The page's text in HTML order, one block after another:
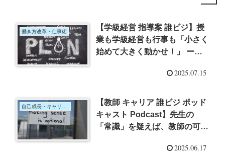
働き方改革・仕事術
【学級経営 指導案 誰ビジ】授
業も学級経営も行事も「小さく
始めて大きく動かせ！」 ー
成し遂げたヤツらはなにをした
ダン・ガードナー/櫻井祐子訳)
を読んで 誰もやらないビジネ
スの作り方「＃21 ニッチな新
実験を繰り返し、育てる』」ー
2025.07.15
【教師 キャリア 誰ビジ ポッド
キャスト Podcast】先生の
「常識」を疑えば、教師の可能
ジネスの作り方「#12 業界の
2025.06.17